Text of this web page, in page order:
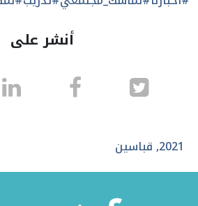
أنشر على
انشر
تويتر
انشر
2021
,قباسين